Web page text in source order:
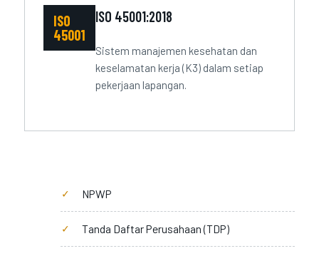
ISO
45001
ISO 45001:2018
Sistem manajemen kesehatan dan
keselamatan kerja (K3) dalam setiap
pekerjaan lapangan.
NPWP
Tanda Daftar Perusahaan (TDP)